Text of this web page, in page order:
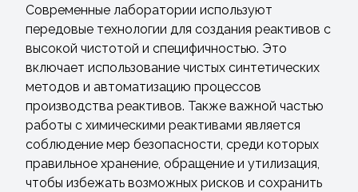
Современные лаборатории используют
передовые технологии для создания реактивов с
высокой чистотой и специфичностью. Это
включает использование чистых синтетических
методов и автоматизацию процессов
производства реактивов. Также важной частью
работы с химическими реактивами является
соблюдение мер безопасности, среди которых
правильное хранение, обращение и утилизация,
чтобы избежать возможных рисков и сохранить